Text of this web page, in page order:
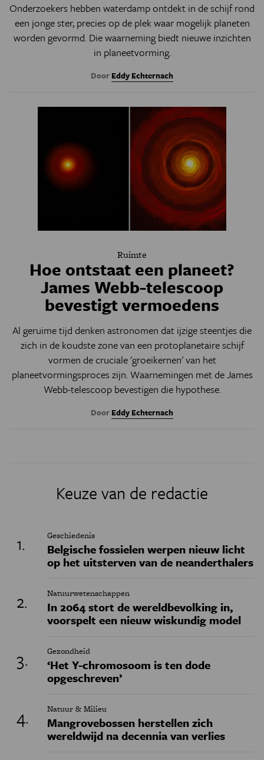
Onderzoekers hebben waterdamp ontdekt in de schijf rond
een jonge ster, precies op de plek waar mogelijk planeten
worden gevormd. Die waarneming biedt nieuwe inzichten
in planeetvorming.
Door Eddy Echternach
Ruimte
Hoe ontstaat een planeet?
James Webb-telescoop
bevestigt vermoedens
Al geruime tijd denken astronomen dat ijzige steentjes die
zich in de koudste zone van een protoplanetaire schijf
vormen de cruciale 'groeikernen' van het
planeetvormingsproces zijn. Waarnemingen met de James
Webb-telescoop bevestigen die hypothese.
Door Eddy Echternach
Keuze van de redactie
Geschiedenis
Belgische fossielen werpen nieuw licht
op het uitsterven van de neanderthalers
Natuurwetenschappen
In 2064 stort de wereldbevolking in,
voorspelt een nieuw wiskundig model
Gezondheid
‘Het Y-chromosoom is ten dode
opgeschreven’
Natuur & Milieu
Mangrovebossen herstellen zich
wereldwijd na decennia van verlies